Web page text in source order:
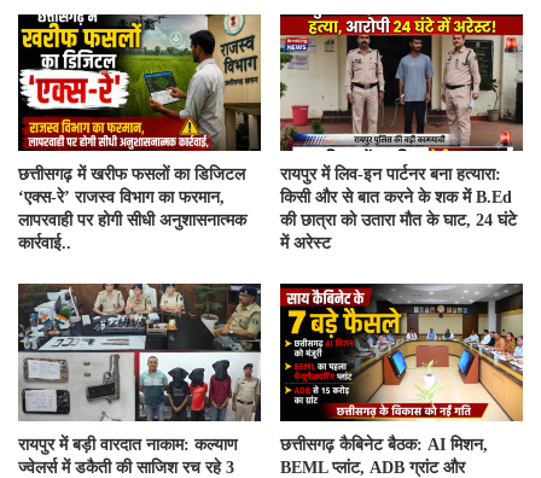
​छत्तीसगढ़ में खरीफ फसलों का डिजिटल
‘एक्स-रे’ राजस्व विभाग का फरमान,
लापरवाही पर होगी सीधी अनुशासनात्मक
कार्रवाई..
रायपुर में लिव-इन पार्टनर बना हत्यारा:
किसी और से बात करने के शक में B.Ed
की छात्रा को उतारा मौत के घाट, 24 घंटे
में अरेस्ट
रायपुर में बड़ी वारदात नाकाम: कल्याण
ज्वेलर्स में डकैती की साजिश रच रहे 3
छत्तीसगढ़ कैबिनेट बैठक: AI मिशन,
BEML प्लांट, ADB ग्रांट और